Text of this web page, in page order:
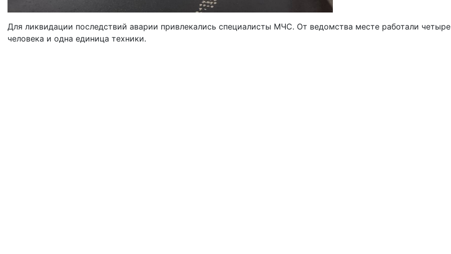
Для ликвидации последствий аварии привлекались специалисты МЧС. От ведомства месте работали четыре
человека и одна единица техники.